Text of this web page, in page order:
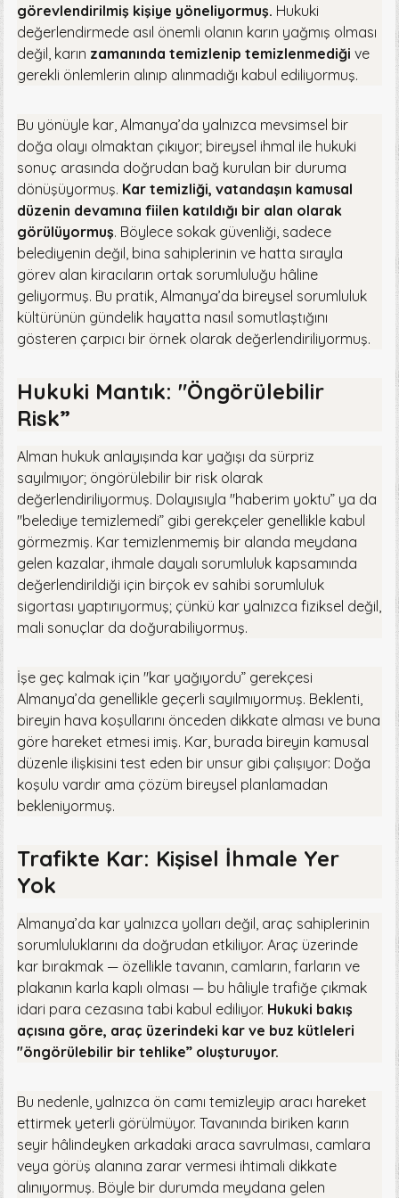
görevlendirilmiş kişiye yöneliyormuş. Hukuki
değerlendirmede asıl önemli olanın karın yağmış olması
değil, karın zamanında temizlenip temizlenmediği ve
gerekli önlemlerin alınıp alınmadığı kabul ediliyormuş.
Bu yönüyle kar, Almanya’da yalnızca mevsimsel bir
doğa olayı olmaktan çıkıyor; bireysel ihmal ile hukuki
sonuç arasında doğrudan bağ kurulan bir duruma
dönüşüyormuş. Kar temizliği, vatandaşın kamusal
düzenin devamına fiilen katıldığı bir alan olarak
görülüyormuş. Böylece sokak güvenliği, sadece
belediyenin değil, bina sahiplerinin ve hatta sırayla
görev alan kiracıların ortak sorumluluğu hâline
geliyormuş. Bu pratik, Almanya’da bireysel sorumluluk
kültürünün gündelik hayatta nasıl somutlaştığını
gösteren çarpıcı bir örnek olarak değerlendiriliyormuş.
Hukuki Mantık: "Öngörülebilir
Risk”
Alman hukuk anlayışında kar yağışı da sürpriz
sayılmıyor; öngörülebilir bir risk olarak
değerlendiriliyormuş. Dolayısıyla "haberim yoktu” ya da
"belediye temizlemedi” gibi gerekçeler genellikle kabul
görmezmiş. Kar temizlenmemiş bir alanda meydana
gelen kazalar, ihmale dayalı sorumluluk kapsamında
değerlendirildiği için birçok ev sahibi sorumluluk
sigortası yaptırıyormuş; çünkü kar yalnızca fiziksel değil,
mali sonuçlar da doğurabiliyormuş.
İşe geç kalmak için "kar yağıyordu” gerekçesi
Almanya’da genellikle geçerli sayılmıyormuş. Beklenti,
bireyin hava koşullarını önceden dikkate alması ve buna
göre hareket etmesi imiş. Kar, burada bireyin kamusal
düzenle ilişkisini test eden bir unsur gibi çalışıyor: Doğa
koşulu vardır ama çözüm bireysel planlamadan
bekleniyormuş.
Trafikte Kar: Kişisel İhmale Yer
Yok
Almanya’da kar yalnızca yolları değil, araç sahiplerinin
sorumluluklarını da doğrudan etkiliyor. Araç üzerinde
kar bırakmak — özellikle tavanın, camların, farların ve
plakanın karla kaplı olması — bu hâliyle trafiğe çıkmak
idari para cezasına tabi kabul ediliyor. Hukuki bakış
açısına göre, araç üzerindeki kar ve buz kütleleri
"öngörülebilir bir tehlike” oluşturuyor.
Bu nedenle, yalnızca ön camı temizleyip aracı hareket
ettirmek yeterli görülmüyor. Tavanında biriken karın
seyir hâlindeyken arkadaki araca savrulması, camlara
veya görüş alanına zarar vermesi ihtimali dikkate
alınıyormuş. Böyle bir durumda meydana gelen